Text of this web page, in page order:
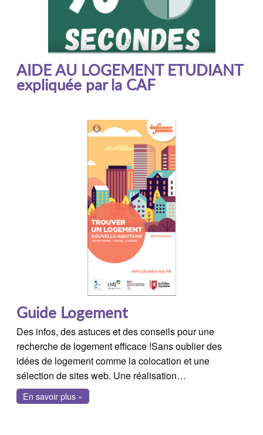
AIDE AU LOGEMENT ETUDIANT
expliquée par la CAF
Guide Logement
Des infos, des astuces et des conseils pour une
recherche de logement efficace !Sans oublier des
idées de logement comme la colocation et une
sélection de sites web. Une réalisation…
En savoir plus »